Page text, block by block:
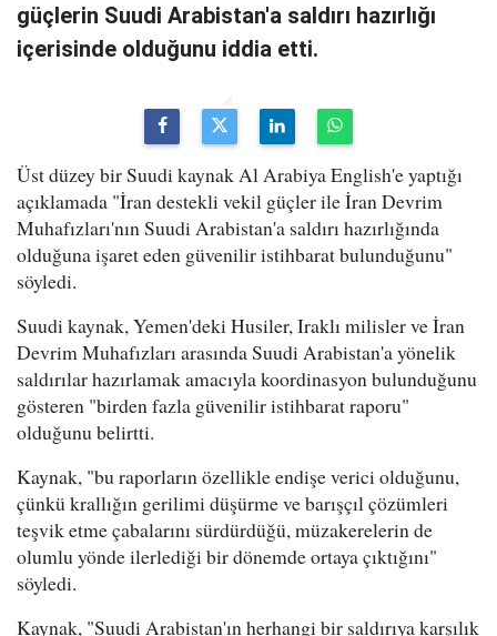
güçlerin Suudi Arabistan'a saldırı hazırlığı
içerisinde olduğunu iddia etti.
Üst düzey bir Suudi kaynak Al Arabiya English'e yaptığı
açıklamada "İran destekli vekil güçler ile İran Devrim
Muhafızları'nın Suudi Arabistan'a saldırı hazırlığında
olduğuna işaret eden güvenilir istihbarat bulunduğunu"
söyledi.
Suudi kaynak, Yemen'deki Husiler, Iraklı milisler ve İran
Devrim Muhafızları arasında Suudi Arabistan'a yönelik
saldırılar hazırlamak amacıyla koordinasyon bulunduğunu
gösteren "birden fazla güvenilir istihbarat raporu"
olduğunu belirtti.
Kaynak, "bu raporların özellikle endişe verici olduğunu,
çünkü krallığın gerilimi düşürme ve barışçıl çözümleri
teşvik etme çabalarını sürdürdüğü, müzakerelerin de
olumlu yönde ilerlediği bir dönemde ortaya çıktığını"
söyledi.
Kaynak, "Suudi Arabistan'ın herhangi bir saldırıya karşılık